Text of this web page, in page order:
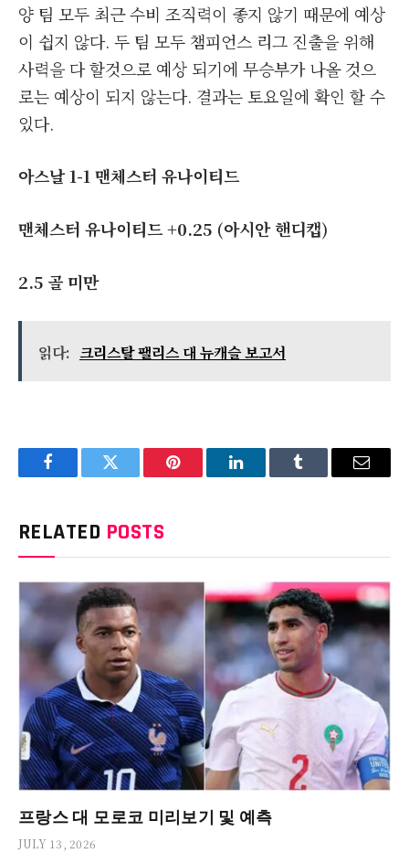
양 팀 모두 최근 수비 조직력이 좋지 않기 때문에 예상
이 쉽지 않다. 두 팀 모두 챔피언스 리그 진출을 위해
사력을 다 할것으로 예상 되기에 무승부가 나올 것으
로는 예상이 되지 않는다. 결과는 토요일에 확인 할 수
있다.
아스날 1-1 맨체스터 유나이티드
맨체스터 유나이티드 +0.25 (아시안 핸디캡)
2.5 골 미만
읽다: 크리스탈 팰리스 대 뉴캐슬 보고서
FacebookTwitter Pinterest LinkedInTumblr Email
RELATED POSTS
프랑스 대 모로코 미리보기 및 예측
JULY 13, 2026